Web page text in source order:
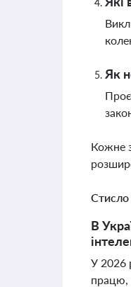
Як
Кожне
Стисло
В
У 2026
працю,